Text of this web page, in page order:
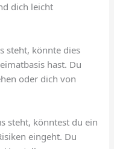
dich leicht
steht, könnte dies
hast. Du
oder dich von
steht, könntest du ein
eingeht. Du